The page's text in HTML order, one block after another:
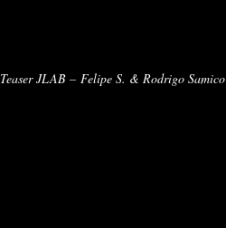
Teaser JLAB – Felipe S. & Rodrigo Samico